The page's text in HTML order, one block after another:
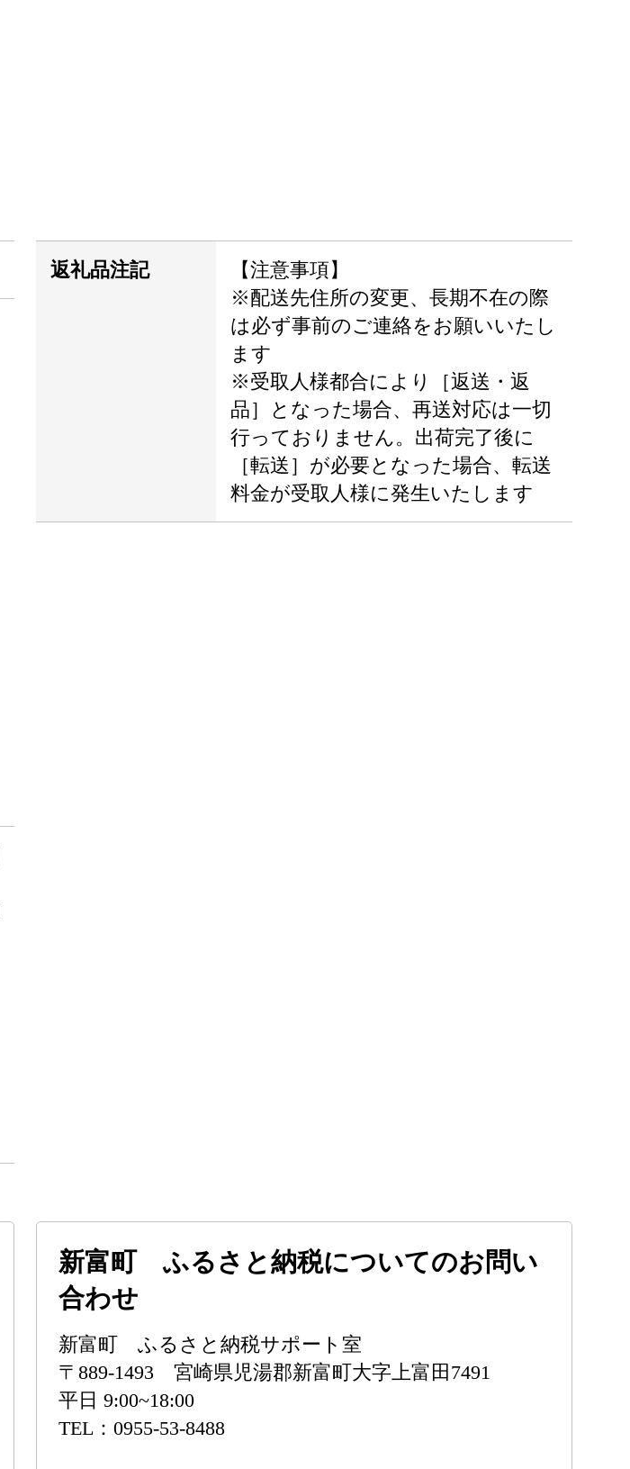
返礼品注記
【注意事項】
※配送先住所の変更、長期不在の際
は必ず事前のご連絡をお願いいたし
ます
※受取人様都合により［返送・返
品］となった場合、再送対応は一切
行っておりません。出荷完了後に
［転送］が必要となった場合、転送
料金が受取人様に発生いたします
新富町 ふるさと納税についてのお問い
合わせ
新富町 ふるさと納税サポート室
〒889-1493 宮崎県児湯郡新富町大字上富田7491
平日 9:00~18:00
TEL：0955-53-8488